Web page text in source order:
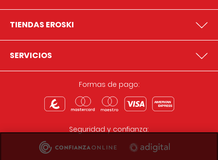
TIENDAS EROSKI
SERVICIOS
Formas de pago:
Seguridad y confianza: